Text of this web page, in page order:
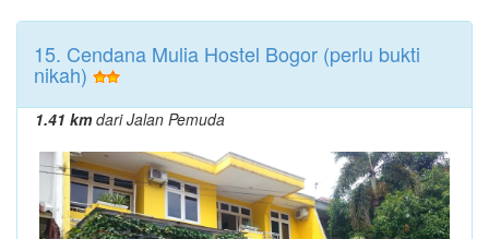
15. Cendana Mulia Hostel Bogor (perlu bukti
nikah)
1.41 kmdari Jalan Pemuda